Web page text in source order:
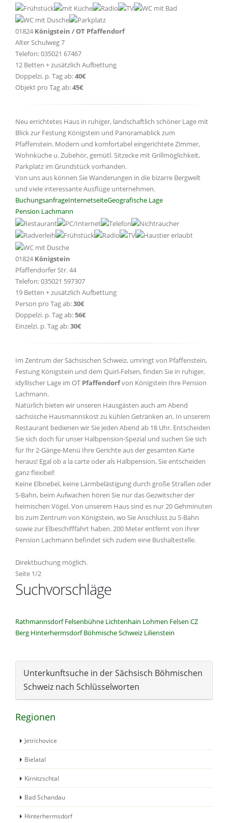
01824 Königstein / OT Pfaffendorf
Alter Schulweg 7
Telefon: 035021 67467
12 Betten + zusätzlich Aufbettung
Doppelzi. p. Tag ab:40€
Objekt pro Tag ab:45€
Neu errichtetes Haus in ruhiger, landschaftlich schöner Lage mit
Blick zur Festung Königstein und Panoramablick zum
Pfaffenstein. Modern und komfortabel eingerichtete Zimmer,
Wohnküche u. Zubehör, gemütl. Sitzecke mit Grillmöglichkeit,
Parkplatz im Grundstück vorhanden.
Von uns aus können Sie Wanderungen in die bizarre Bergwelt
und viele interessante Ausflüge unternehmen.
BuchungsanfrageInternetseiteGeografische Lage
Pension Lachmann
01824 Königstein
Pfaffendorfer Str. 44
Telefon: 035021 597307
19 Betten + zusätzlich Aufbettung
Person pro Tag ab:30€
Doppelzi. p. Tag ab:56€
Einzelzi. p. Tag ab:30€
Im Zentrum der Sächsischen Schweiz, umringt von Pfaffenstein,
Festung Königstein und dem Quirl-Felsen, finden Sie in ruhiger,
idyllischer Lage im OT Pfaffendorfvon Königstein Ihre Pension
Lachmann.
Natürlich bieten wir unseren Hausgästen auch am Abend
sächsische Hausmannskost zu kühlen Getränken an. In unserem
Restaurant bedienen wir Sie jeden Abend ab 18 Uhr. Entscheiden
Sie sich doch für unser Halbpension-Spezial und suchen Sie sich
für Ihr 2-Gänge-Menü Ihre Gerichte aus der gesamten Karte
heraus! Egal ob a la carte oder als Halbpension, Sie entscheiden
ganz flexibel!
Keine Elbnebel, keine Lärmbelästigung durch große Straßen oder
S-Bahn, beim Aufwachen hören Sie nur das Gezwitscher der
heimischen Vögel. Von unserem Haus sind es nur 20 Gehminuten
bis zum Zentrum von Königstein, wo Sie Anschluss zu S-Bahn
sowie zur Elbeschifffahrt haben. 200 Meter entfernt von Ihrer
Pension Lachmann befindet sich zudem eine Bushaltestelle.
Direktbuchung möglich.
Seite 1/2
Suchvorschläge
Rathmannsdorf Felsenbühne Lichtenhain Lohmen Felsen CZ
Berg Hinterhermsdorf Böhmische Schweiz Lilienstein
Unterkunftsuche in der Sächsisch Böhmischen
Schweiz nach Schlüsselworten
Regionen
Jetrichovice
Bielatal
Kirnitzschtal
Bad Schandau
Hinterhermsdorf